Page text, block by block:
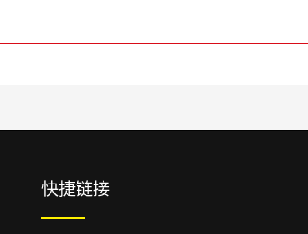
快捷链接